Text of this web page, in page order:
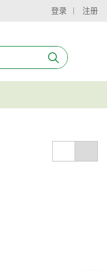
登录 注册